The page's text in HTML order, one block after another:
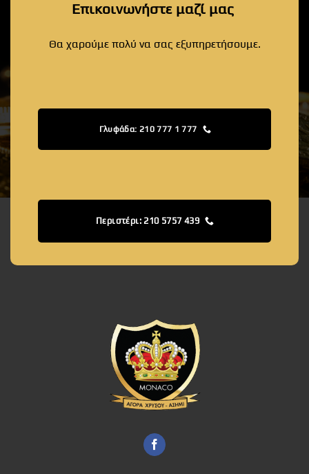
Επικοινωνήστε μαζί μας
Θα χαρούμε πολύ να σας εξυπηρετήσουμε.
Γλυφάδα: 210 777 1 777
Περιστέρι: 210 5757 439